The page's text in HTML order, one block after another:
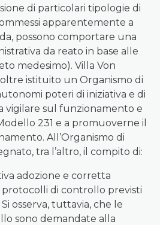
di particolari tipologie di
apparentemente a
possono comportare una
da reato in base alle
medesimo). Villa Von
istituito un Organismo di
poteri di iniziativa e di
vigilare sul funzionamento e
231 e a promuoverne il
All’Organismo di
tra l’altro, il compito di:
adozione e corretta
protocolli di controllo previsti
osserva, tuttavia, che le
sono demandate alla